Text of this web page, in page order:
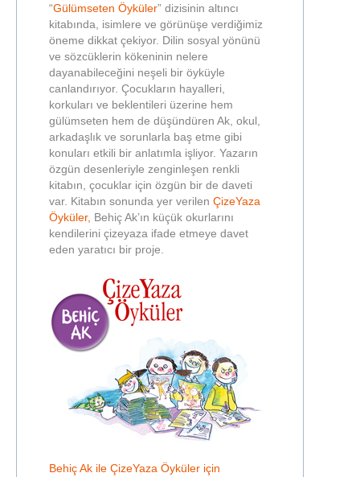
“Gülümseten Öyküler” dizisinin altıncı
kitabında, isimlere ve görünüşe verdiğimiz
öneme dikkat çekiyor. Dilin sosyal yönünü
ve sözcüklerin kökeninin nelere
dayanabileceğini neşeli bir öyküyle
canlandırıyor. Çocukların hayalleri,
korkuları ve beklentileri üzerine hem
gülümseten hem de düşündüren Ak, okul,
arkadaşlık ve sorunlarla baş etme gibi
konuları etkili bir anlatımla işliyor. Yazarın
özgün desenleriyle zenginleşen renkli
kitabın, çocuklar için özgün bir de daveti
var. Kitabın sonunda yer verilen ÇizeYaza
Öyküler, Behiç Ak’ın küçük okurlarını
kendilerini çizeyaza ifade etmeye davet
eden yaratıcı bir proje.
Behiç Ak ile ÇizeYaza Öyküler için